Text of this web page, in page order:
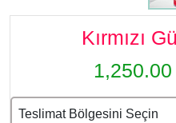
Kırmızı